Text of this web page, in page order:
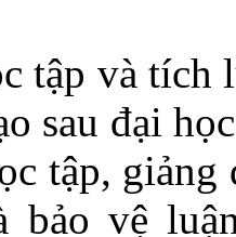
tập và tích
sau đại
tập,
bảo vệ